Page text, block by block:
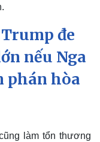
đe
nếu Nga
phán hòa
làm tổn thương